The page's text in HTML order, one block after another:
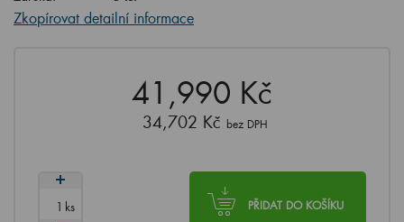
Zkopírovat detailní informace
41,990 Kč
34,702 Kč bez DPH
PŘIDAT DO KOŠÍKU
ks